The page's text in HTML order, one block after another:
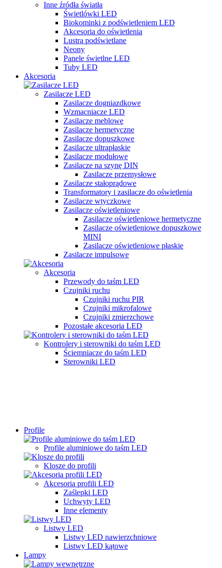
Inne źródła światła
Świetlówki LED
Biokominki z podświetleniem LED
Akcesoria do oświetlenia
Lustra podświetlane
Neony
Panele świetlne LED
Tuby LED
Akcesoria
Zasilacze LED
Zasilacze dogniazdkowe
Wzmacniacze LED
Zasilacze meblowe
Zasilacze hermetyczne
Zasilacze dopuszkowe
Zasilacze ultrapłaskie
Zasilacze modułowe
Zasilacze na szynę DIN
Zasilacze przemysłowe
Zasilacze stałoprądowe
Transformatory i zasilacze do oświetlenia
Zasilacze wtyczkowe
Zasilacze oświetleniowe
Zasilacze oświetleniowe hermetyczne
Zasilacze oświetleniowe dopuszkowe
MINI
Zasilacze oświetleniowe płaskie
Zasilacze impulsowe
Akcesoria
Przewody do taśm LED
Czujniki ruchu
Czujniki ruchu PIR
Czujniki mikrofalowe
Czujniki zmierzchowe
Pozostałe akcesoria LED
Kontrolery i sterowniki do taśm LED
Ściemniacze do taśm LED
Sterowniki LED
Profile
Profile aluminiowe do taśm LED
Klosze do profili
Akcesoria profili LED
Zaślepki LED
Uchwyty LED
Inne elementy
Listwy LED
Listwy LED nawierzchniowe
Listwy LED kątowe
Lampy